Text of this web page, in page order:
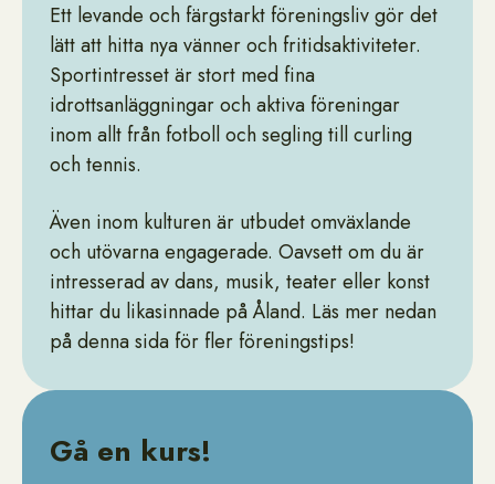
Ett levande och färgstarkt föreningsliv gör det
lätt att hitta nya vänner och fritidsaktiviteter.
Sportintresset är stort med fina
idrottsanläggningar och aktiva föreningar
inom allt från fotboll och segling till curling
och tennis.
Även inom kulturen är utbudet omväxlande
och utövarna engagerade. Oavsett om du är
intresserad av dans, musik, teater eller konst
hittar du likasinnade på Åland. Läs mer nedan
på denna sida för fler föreningstips!
Gå en kurs!